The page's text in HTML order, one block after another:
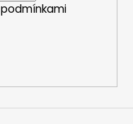
podmínkami